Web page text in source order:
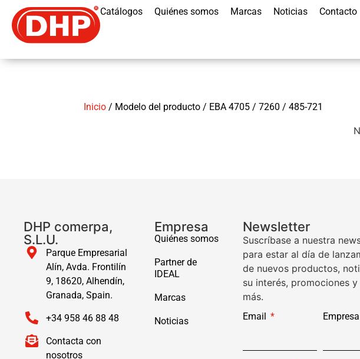
Catálogos Quiénes somos Marcas Noticias Contacto
Inicio / Modelo del producto / EBA 4705 / 7260 / 485-721
DHP comerpa,
S.L.U.
Parque Empresarial
Alín, Avda. Frontilín
9, 18620, Alhendín,
Granada, Spain.
+34 958 46 88 48
Contacta con
nosotros
Empresa
Quiénes somos
Partner de
IDEAL
Marcas
Noticias
Newsletter
Suscríbase a nuestra
para estar al día de
de nuevos productos,
su interés, promociones y
más.
Email Empresa